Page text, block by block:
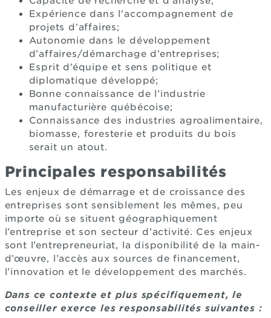
Expérience dans l’accompagnement de
projets d’affaires;
Autonomie dans le développement
d’affaires/démarchage d’entreprises;
Esprit d’équipe et sens politique et
diplomatique développé;
Bonne connaissance de l’industrie
manufacturière québécoise;
Connaissance des industries agroalimentaire,
biomasse, foresterie et produits du bois
serait un atout.
Principales responsabilités
Les enjeux de démarrage et de croissance des
entreprises sont sensiblement les mêmes, peu
importe où se situent géographiquement
l’entreprise et son secteur d’activité. Ces enjeux
sont l’entrepreneuriat, la disponibilité de la main-
d’œuvre, l’accès aux sources de financement,
l’innovation et le développement des marchés.
Dans ce contexte et plus spécifiquement, le
conseiller exerce les responsabilités suivantes :